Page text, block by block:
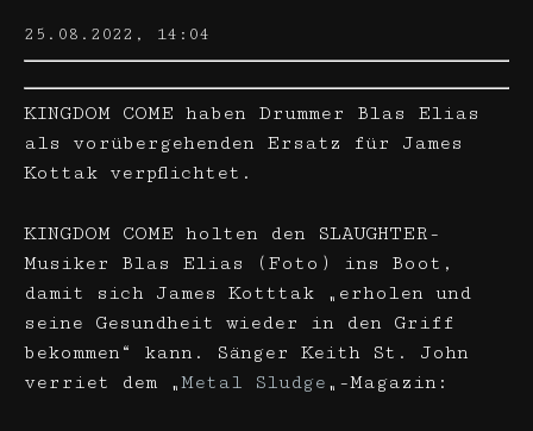
25.08.2022, 14:04
KINGDOM COME haben Drummer Blas Elias
als vorübergehenden Ersatz für James
Kottak verpflichtet.
KINGDOM COME holten den SLAUGHTER-
Musiker Blas Elias (Foto) ins Boot,
damit sich James Kotttak „erholen und
seine Gesundheit wieder in den Griff
bekommen“ kann. Sänger Keith St. John
verriet dem „Metal Sludge „-Magazin: